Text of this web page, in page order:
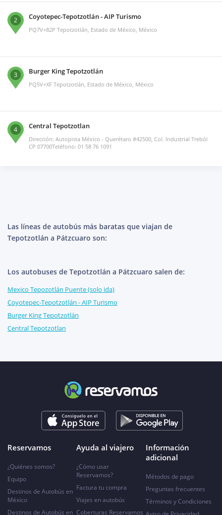
2 Coyotepec-Tepotzotlán - AIP Turismo
PQ7V+82P Tepotzotlán, Estado de México, México
3 Burger King Tepotzotlán
PQ5V+XF Tepotzotlán, Estado de México, México
4 Central Tepotzotlan
Dirección: Autopista México - Querétaro #42500, Col. Industrial Treból
CP 07700Teléfono: 01 58 76 1091
Las líneas de autobús más baratas que viajan de
Tepotzotlán a Pátzcuaro son:
Los autobuses de Tepotzotlán a Pátzcuaro salen de:
Mexico Tepozotlán Puente (solo ida)
Coyotepec-Tepotzotlán - AIP Turismo
Burger King Tepotzotlán
Central Tepotzotlan
Reservamos
¿Quiénes somos?
Equipo
Destinos de Autobús en
México
Destinos de Autobús en
Ayuda al viajero
¿Cómo usar
Reservamos?
Factura tu compra
Viajes en autobús
Coberturas Reservamos
Información
adicional
Métodos de pago
Preguntas frecuentes
Términos y Condiciones